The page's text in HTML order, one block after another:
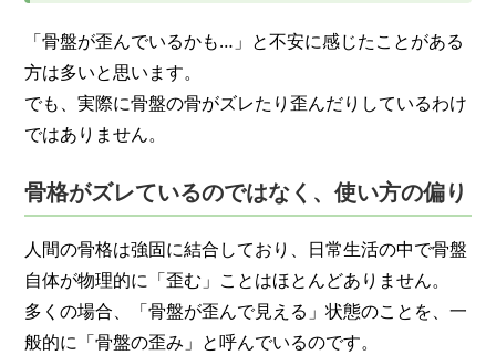
「骨盤が歪んでいるかも…」と不安に感じたことがある
方は多いと思います。
でも、実際に骨盤の骨がズレたり歪んだりしているわけ
ではありません。
骨格がズレているのではなく、使い方の偏り
人間の骨格は強固に結合しており、日常生活の中で骨盤
自体が物理的に「歪む」ことはほとんどありません。
多くの場合、「骨盤が歪んで見える」状態のことを、一
般的に「骨盤の歪み」と呼んでいるのです。